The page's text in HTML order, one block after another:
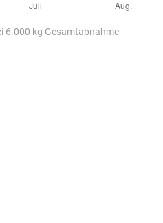
6.000 kg Gesamtabnahme